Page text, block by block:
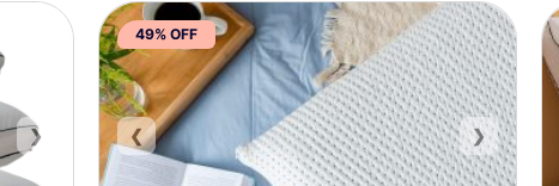
❯
49% OFF
❮ ❯